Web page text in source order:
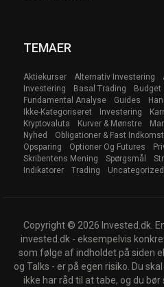
TEMAER
Aktiekurser Alternativ Investering
Investering
Basal Trading Budget
Fundamental Analyse
Guides
Ikke-Kategoriseret
Investering
Kryptovaluta
Kurver & Mønstre
Nyhed
Obligationer & Fast Indkomst
Opsparing
Optioner Og Futures
Skribentens Mening
Spørgsmål
Indikatorer
Trading Uncategorized
Copyright © 2026 Invested.dk.
invested.dk - eksempelvis
som følge af indholdet på siden
og Talks - er på egen risiko. Du
ikke har råd til at tabe, og du